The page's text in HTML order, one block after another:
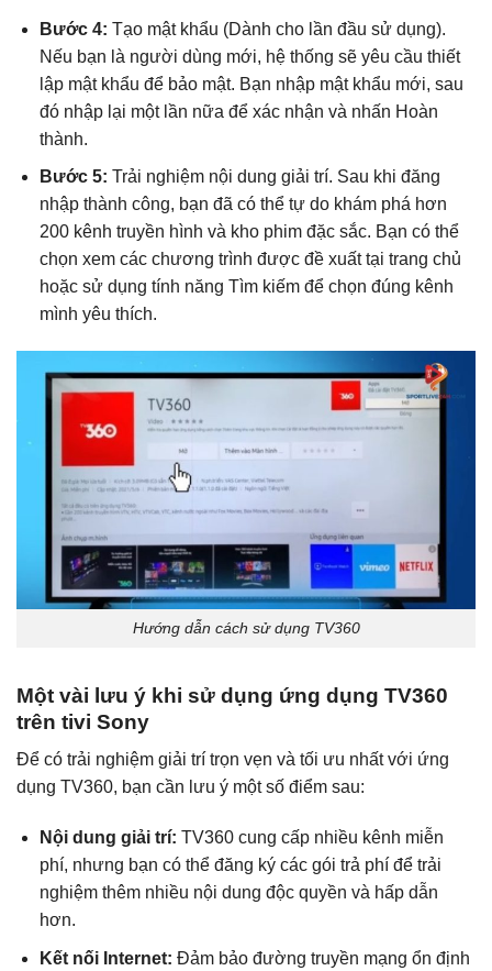
Bước 4: Tạo mật khẩu (Dành cho lần đầu sử dụng).
Nếu bạn là người dùng mới, hệ thống sẽ yêu cầu thiết
lập mật khẩu để bảo mật. Bạn nhập mật khẩu mới, sau
đó nhập lại một lần nữa để xác nhận và nhấn Hoàn
thành.
Bước 5: Trải nghiệm nội dung giải trí. Sau khi đăng
nhập thành công, bạn đã có thể tự do khám phá hơn
200 kênh truyền hình và kho phim đặc sắc. Bạn có thể
chọn xem các chương trình được đề xuất tại trang chủ
hoặc sử dụng tính năng Tìm kiếm để chọn đúng kênh
mình yêu thích.
Hướng dẫn cách sử dụng TV360
Một vài lưu ý khi sử dụng ứng dụng TV360
trên tivi Sony
Để có trải nghiệm giải trí trọn vẹn và tối ưu nhất với ứng
dụng TV360, bạn cần lưu ý một số điểm sau:
Nội dung giải trí: TV360 cung cấp nhiều kênh miễn
phí, nhưng bạn có thể đăng ký các gói trả phí để trải
nghiệm thêm nhiều nội dung độc quyền và hấp dẫn
hơn.
Kết nối Internet: Đảm bảo đường truyền mạng ổn định